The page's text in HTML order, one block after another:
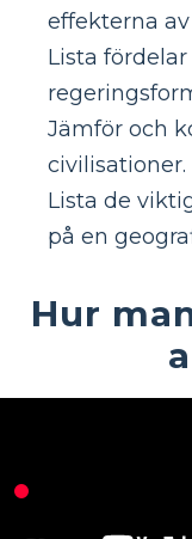
effekterna
Lista
Jämför och
civilisationer.
Lista de
på en
Hur